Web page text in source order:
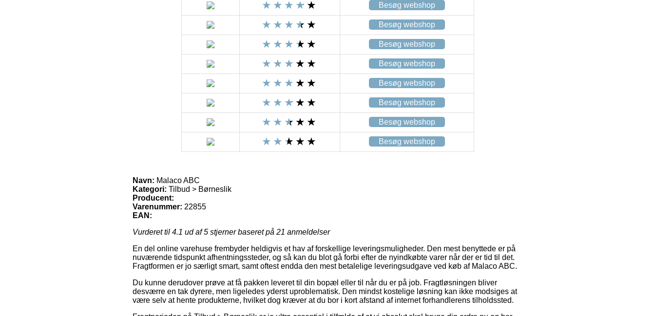
Besøg webshop
Besøg webshop
Besøg webshop
Besøg webshop
Besøg webshop
Besøg webshop
Besøg webshop
Besøg webshop
Navn: Malaco ABC
Kategori: Tilbud > Børneslik
Producent:
Varenummer: 22855
EAN:
Vurderet til 4.1 ud af 5 stjerner baseret på 21 anmeldelser
En del online varehuse frembyder heldigvis et hav af forskellige leveringsmuligheder. Den mest benyttede er på
nuværende tidspunkt afhentningssteder, og så kan du blot gå forbi efter de nyindkøbte varer når der er tid til det.
Fragtformen er jo særligt smart, samt oftest endda den mest betalelige leveringsudgave ved køb af Malaco ABC.
Du kunne derudover prøve at få pakken leveret til din bopæl eller til når du er på job. Fragtløsningen bliver
desværre en tak dyrere, men ligeledes yderst uproblematisk. Den mindst kostelige løsning kan ikke modsiges at
være selv at hente produkterne, hvilket dog kræver at du bor i kort afstand af internet forhandlerens tilholdssted.